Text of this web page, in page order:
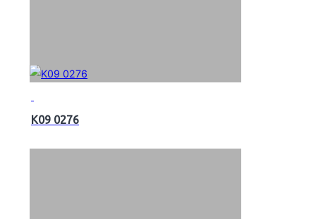
K09 0276